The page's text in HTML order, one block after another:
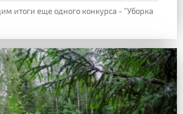
итоги еще одного конкурса - "Уборка